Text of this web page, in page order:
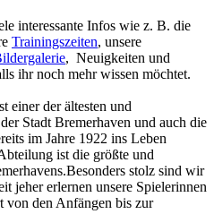
interessante Infos wie z. B. die
Trainingszeiten, unsere
, Neuigkeiten und
ihr noch mehr wissen möchtet.
einer der ältesten und
Stadt Bremerhaven und auch die
im Jahre 1922 ins Leben
ist die größte und
stolz sind wir
jeher erlernen unsere Spielerinnen
von den Anfängen bis zur